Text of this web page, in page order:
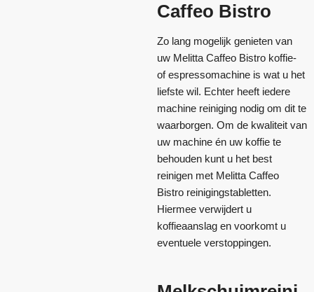
Caffeo Bistro
Zo lang mogelijk genieten van
uw Melitta Caffeo Bistro koffie-
of espressomachine is wat u het
liefste wil. Echter heeft iedere
machine reiniging nodig om dit te
waarborgen. Om de kwaliteit van
uw machine én uw koffie te
behouden kunt u het best
reinigen met Melitta Caffeo
Bistro reinigingstabletten.
Hiermee verwijdert u
koffieaanslag en voorkomt u
eventuele verstoppingen.